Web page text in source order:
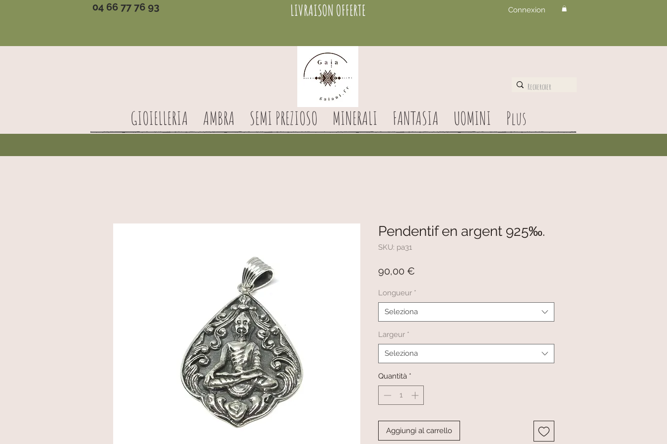
04 66 77 76 93 LIVRAISON OFFERTE Connexion
GIOIELLERIA AMBRA SEMI PREZIOSO MINERALI FANTASIA UOMINI Plus
Pendentif en argent 925‰.
SKU: pa31
90,00 €
Longueur *
Seleziona
Largeur *
Seleziona
Quantità *
Aggiungi al carrello